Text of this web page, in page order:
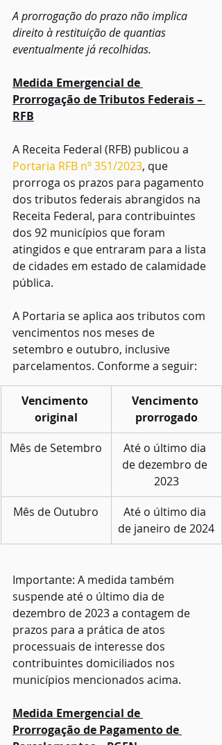
A prorrogação do prazo não implica
direito à restituição de quantias
eventualmente já recolhidas.
Medida Emergencial de
Prorrogação de Tributos Federais –
RFB
A Receita Federal (RFB) publicou a
Portaria RFB nº 351/2023, que
prorroga os prazos para pagamento
dos tributos federais abrangidos na
Receita Federal, para contribuintes
dos 92 municípios que foram
atingidos e que entraram para a lista
de cidades em estado de calamidade
pública.
A Portaria se aplica aos tributos com
vencimentos nos meses de
setembro e outubro, inclusive
parcelamentos. Conforme a seguir:
Vencimento
original
Vencimento
prorrogado
Mês de Setembro
Até o último dia
de dezembro de
2023
Mês de Outubro
Até o último dia
de janeiro de 2024
Importante: A medida também
suspende até o último dia de
dezembro de 2023 a contagem de
prazos para a prática de atos
processuais de interesse dos
contribuintes domiciliados nos
municípios mencionados acima.
Medida Emergencial de
Prorrogação de Pagamento de